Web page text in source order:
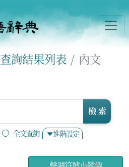
查詢結果列表 內文
全文查詢 進階設定
檢 索